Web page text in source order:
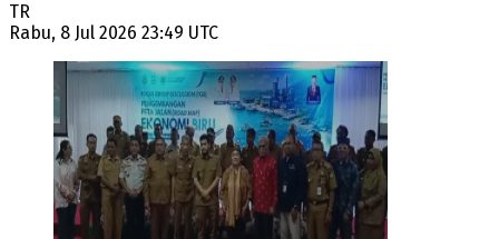
TR
Rabu, 8 Jul 2026 23:49 UTC